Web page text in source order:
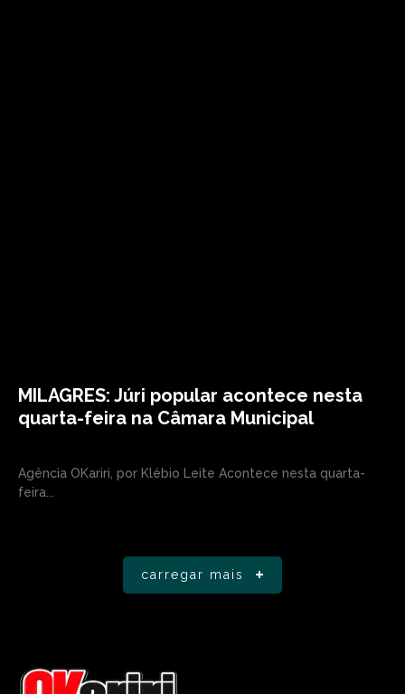
MILAGRES: Júri popular acontece nesta
quarta-feira na Câmara Municipal
Agência OKariri, por Klébio Leite Acontece nesta quarta-
feira...
carregar mais